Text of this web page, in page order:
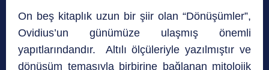
On beş kitaplık uzun bir şiir olan “Dönüşümler”,
Ovidius’un günümüze ulaşmış önemli
yapıtlarındandır. Altılı ölçüleriyle yazılmıştır ve
dönüşüm temasıyla birbirine bağlanan mitolojik